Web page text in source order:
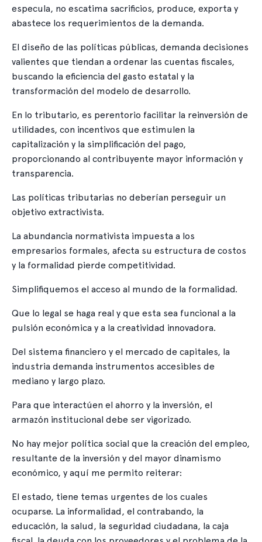
especula, no escatima sacrificios, produce, exporta y
abastece los requerimientos de la demanda.
El diseño de las políticas públicas, demanda decisiones
valientes que tiendan a ordenar las cuentas fiscales,
buscando la eficiencia del gasto estatal y la
transformación del modelo de desarrollo.
En lo tributario, es perentorio facilitar la reinversión de
utilidades, con incentivos que estimulen la
capitalización y la simplificación del pago,
proporcionando al contribuyente mayor información y
transparencia.
Las políticas tributarias no deberían perseguir un
objetivo extractivista.
La abundancia normativista impuesta a los
empresarios formales, afecta su estructura de costos
y la formalidad pierde competitividad.
Simplifiquemos el acceso al mundo de la formalidad.
Que lo legal se haga real y que esta sea funcional a la
pulsión económica y a la creatividad innovadora.
Del sistema financiero y el mercado de capitales, la
industria demanda instrumentos accesibles de
mediano y largo plazo.
Para que interactúen el ahorro y la inversión, el
armazón institucional debe ser vigorizado.
No hay mejor política social que la creación del empleo,
resultante de la inversión y del mayor dinamismo
económico, y aquí me permito reiterar:
El estado, tiene temas urgentes de los cuales
ocuparse. La informalidad, el contrabando, la
educación, la salud, la seguridad ciudadana, la caja